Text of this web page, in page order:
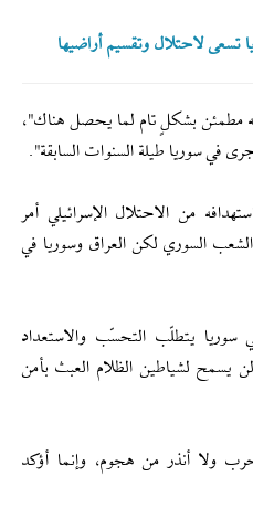
تسعى لاحتلال وتقسيم أراضيها
مطمئن بشكلٍ تام لما يحصل هناك"،
في سوريا طيلة السنوات السابقة".
من الاحتلال الإسرائيلي أمر
السوري لكن العراق وسوريا في
يتطلّب التحسّب والاستعداد
يسمح لشياطين الظلام العبث بأمن
ولا أنذر من هجوم، وإنما أؤكد